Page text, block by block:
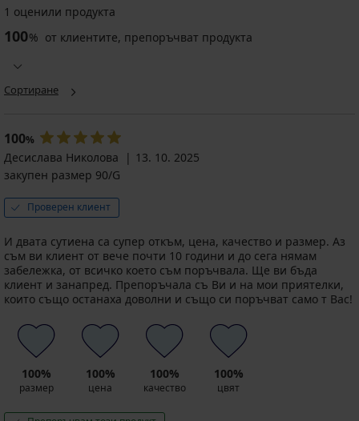
1 оценили продукта
100% от клиентите, препоръчват продукта
Сортиране
100%
Десислава Николова
13. 10. 2025
закупен размер 90/G
Проверен клиент
И двата сутиена са супер откъм, цена, качество и размер. Аз
съм ви клиент от вече почти 10 години и до сега нямам
забележка, от всичко което съм поръчвала. Ще ви бъда
клиент и занапред. Препоръчала съ Ви и на мои приятелки,
които също останаха доволни и също си поръчват само т Вас!
100%
размер
100%
цена
100%
качество
100%
цвят